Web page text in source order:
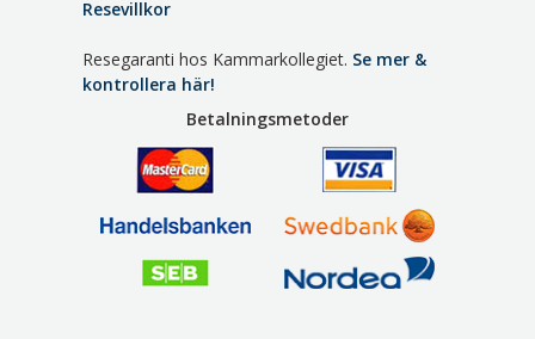
Resevillkor
Resegaranti hos Kammarkollegiet. Se mer &
kontrollera här!
Betalningsmetoder